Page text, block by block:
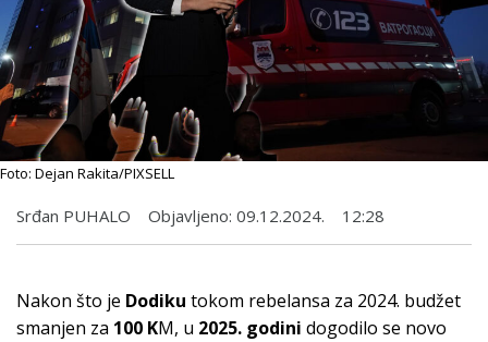
Foto: Dejan Rakita/PIXSELL
Srđan PUHALO Objavljeno: 09.12.2024. 12:28
Nakon što je Dodiku tokom rebelansa za 2024. budžet
smanjen za 100 KM, u 2025. godini dogodilo se novo